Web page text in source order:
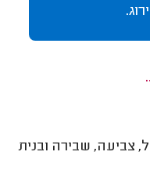
צביעה, שבירה ובנית